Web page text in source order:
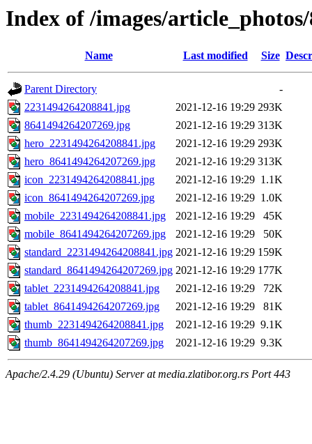
Index of /images/
Name Last modified Size
Parent Directory
-
2231494264208841.jpg
2021-12-16 19:29 293K
8641494264207269.jpg
2021-12-16 19:29 313K
hero_2231494264208841.jpg
2021-12-16 19:29 293K
hero_8641494264207269.jpg
2021-12-16 19:29 313K
icon_2231494264208841.jpg
2021-12-16 19:29 1.1K
icon_8641494264207269.jpg
2021-12-16 19:29 1.0K
mobile_2231494264208841.jpg
2021-12-16 19:29
45K
mobile_8641494264207269.jpg
2021-12-16 19:29
50K
standard_2231494264208841.jpg 2021-12-16 19:29 159K
standard_8641494264207269.jpg 2021-12-16 19:29 177K
tablet_2231494264208841.jpg
2021-12-16 19:29
72K
tablet_8641494264207269.jpg
2021-12-16 19:29
81K
thumb_2231494264208841.jpg
2021-12-16 19:29 9.1K
thumb_8641494264207269.jpg
2021-12-16 19:29 9.3K
Apache/2.4.29 (Ubuntu) Server at media.zlatibor.org.rs Port 443